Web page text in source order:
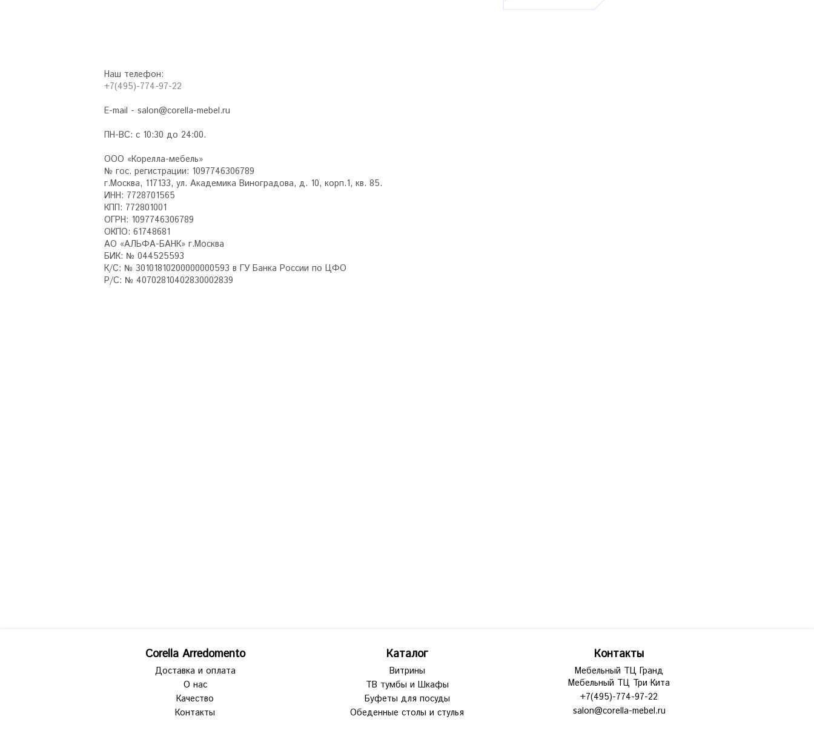
Наш телефон:
+7(495)-774-97-22
E-mail - salon@corella-mebel.ru
ПН-ВС: с 10:30 до 24:00.
ООО «Корелла-мебель»
№ гос. регистрации: 1097746306789
г.Москва, 117133, ул. Академика Виноградова, д. 10, корп.1, кв. 85.
ИНН: 7728701565
КПП: 772801001
ОГРН: 1097746306789
ОКПО: 61748681
АО «АЛЬФА-БАНК» г.Москва
БИК: № 044525593
К/С: № 30101810200000000593 в ГУ Банка России по ЦФО
Р/С: № 40702810402830002839
Corella Arredomento
Доставка и оплата
О нас
Качество
Контакты
Каталог
Витрины
ТВ тумбы и Шкафы
Буфеты для посуды
Обеденные столы и стулья
Контакты
Мебельный ТЦ Гранд
Мебельный ТЦ Три Кита
+7(495)-774-97-22
salon@corella-mebel.ru